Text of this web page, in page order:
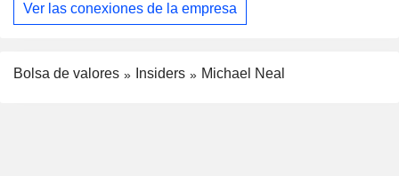
Ver las conexiones de la empresa
Bolsa de valores Insiders Michael Neal